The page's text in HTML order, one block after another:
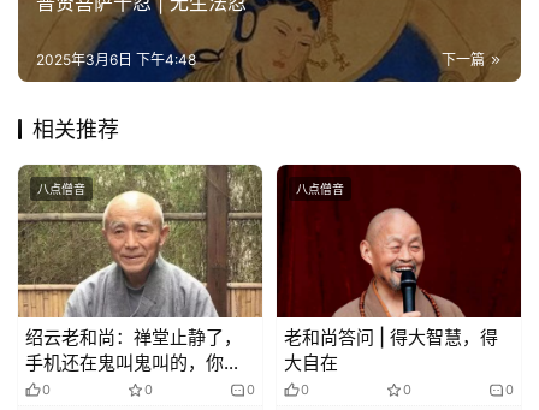
佛
艺
政
策
法
规
免
责
下一篇
2025年3月6日 下午4:48
相关推荐
八点僧音
绍云老和尚：禅堂止静了，
手机还在鬼叫鬼叫的，你说
他能搞什么?
0 0 0
八点僧音
老和尚答问 | 得大智慧，得
大自在
0 0 0